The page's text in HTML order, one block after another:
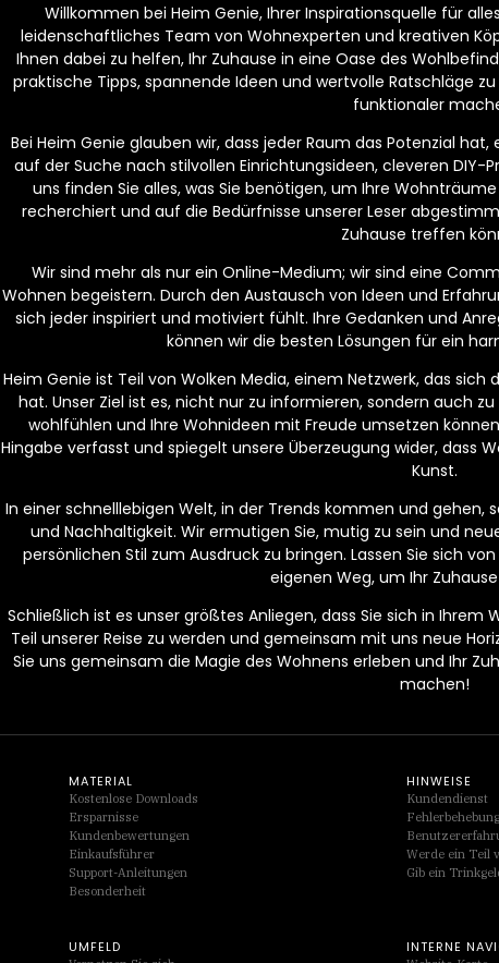
Willkommen bei Heim Genie, Ihrer Inspirationsquelle für
leidenschaftliches Team von Wohnexperten und kreativen
Ihnen dabei zu helfen, Ihr Zuhause in eine Oase des
praktische Tipps, spannende Ideen und wertvolle Ratschläge
funktionaler
Bei Heim Genie glauben wir, dass jeder Raum das Potenzial hat,
auf der Suche nach stilvollen Einrichtungsideen, cleveren DIY-
uns finden Sie alles, was Sie benötigen, um Ihre
recherchiert und auf die Bedürfnisse unserer Leser
Zuhause treffen
Wir sind mehr als nur ein Online-Medium; wir sind eine
Wohnen begeistern. Durch den Austausch von Ideen und
sich jeder inspiriert und motiviert fühlt. Ihre Gedanken und
können wir die besten Lösungen für ein
Heim Genie ist Teil von Wolken Media, einem Netzwerk, das
hat. Unser Ziel ist es, nicht nur zu informieren, sondern auch
wohlfühlen und Ihre Wohnideen mit Freude umsetzen
Hingabe verfasst und spiegelt unsere Überzeugung wider, dass
Kunst.
In einer schnelllebigen Welt, in der Trends kommen und gehen,
und Nachhaltigkeit. Wir ermutigen Sie, mutig zu sein und
persönlichen Stil zum Ausdruck zu bringen. Lassen Sie sich
eigenen Weg, um Ihr
Schließlich ist es unser größtes Anliegen, dass Sie sich in Ihrem
Teil unserer Reise zu werden und gemeinsam mit uns neue
Sie uns gemeinsam die Magie des Wohnens erleben und Ihr
machen!
MATERIAL
Kostenlose Downloads
Ersparnisse
Kundenbewertungen
Einkaufsführer
Support-Anleitungen
Besonderheit
HINWEISE
Kundendienst
Fehlerbehebung
Werde ein Teil
Gib ein
UMFELD INTERNE